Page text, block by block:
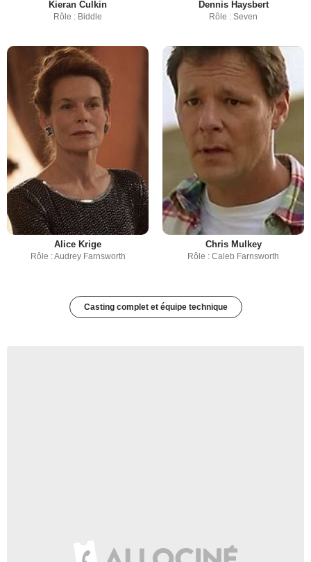
Kieran Culkin
Rôle : Biddle
Dennis Haysbert
Rôle : Seven
Alice Krige
Rôle : Audrey Farnsworth
Chris Mulkey
Rôle : Caleb Farnsworth
Casting complet et équipe technique